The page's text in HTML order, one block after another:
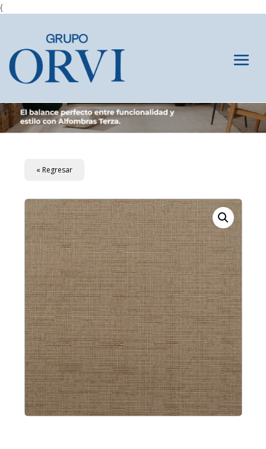
{
« Regresar